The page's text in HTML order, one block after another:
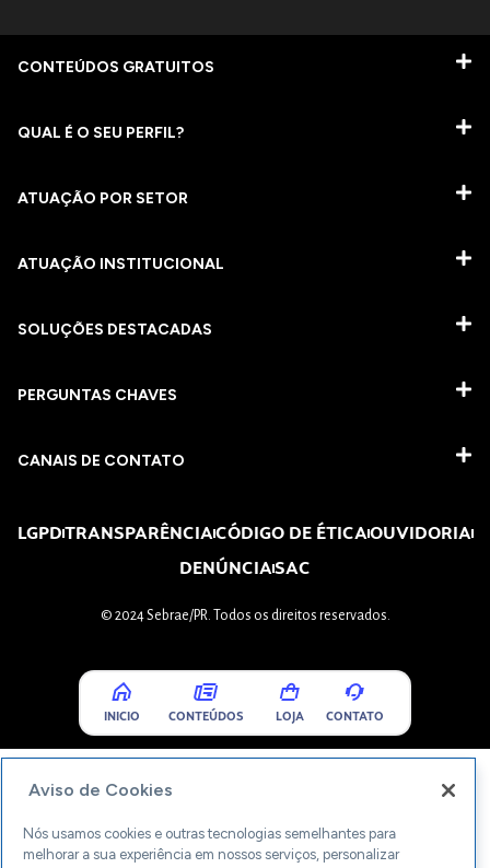
CONTEÚDOS GRATUITOS
QUAL É O SEU PERFIL?
ATUAÇÃO POR SETOR
ATUAÇÃO INSTITUCIONAL
SOLUÇÕES DESTACADAS
PERGUNTAS CHAVES​
CANAIS DE CONTATO
LGPDTRANSPARÊNCIACÓDIGO DE ÉTICAOUVIDORIA
DENÚNCIASAC
© 2024 Sebrae/PR. Todos os direitos reservados.
INICIO CONTEÚDOS LOJA CONTATO
Aviso de Cookies
Nós usamos cookies e outras tecnologias semelhantes para
melhorar a sua experiência em nossos serviços, personalizar